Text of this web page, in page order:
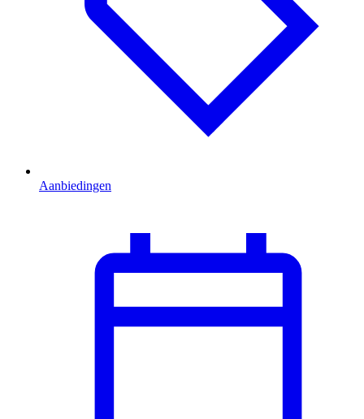
Aanbiedingen